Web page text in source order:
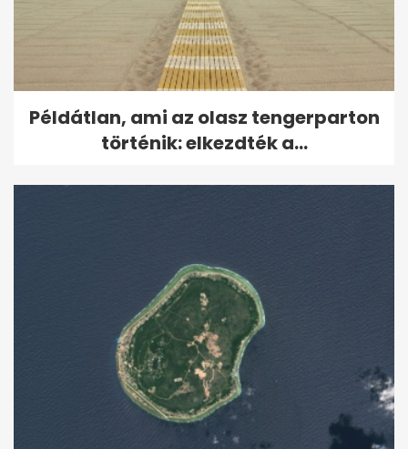
Példátlan, ami az olasz tengerparton
történik: elkezdték a...